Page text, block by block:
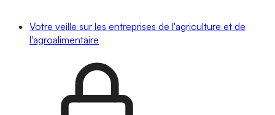
Votre veille sur les entreprises de l'agriculture et de
l'agroalimentaire